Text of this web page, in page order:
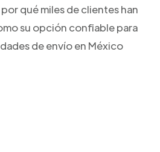
qué miles de clientes han
su opción confiable para
de envío en México